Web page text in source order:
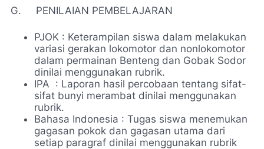
G. PENILAIAN PEMBELAJARAN
PJOK : Keterampilan siswa dalam melakukan
variasi gerakan lokomotor dan nonlokomotor
dalam permainan Benteng dan Gobak Sodor
dinilai menggunakan rubrik.
IPA : Laporan hasil percobaan tentang sifat-
sifat bunyi merambat dinilai menggunakan
rubrik.
Bahasa Indonesia : Tugas siswa menemukan
gagasan pokok dan gagasan utama dari
setiap paragraf dinilai menggunakan rubrik